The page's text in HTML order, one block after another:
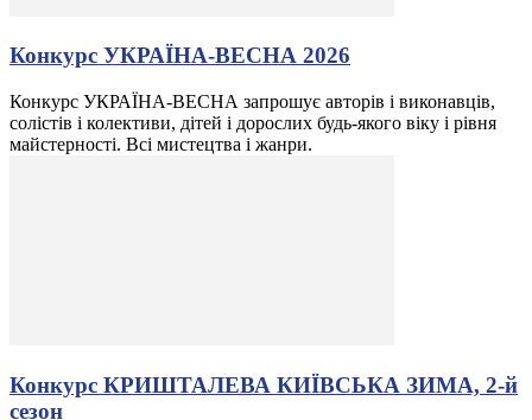
Конкурс УКРАЇНА-ВЕСНА 2026
Конкурс УКРАЇНА-ВЕСНА запрошує авторів і виконавців,
солістів і колективи, дітей і дорослих будь-якого віку і рівня
майстерності. Всі мистецтва і жанри.
Конкурс КРИШТАЛЕВА КИЇВСЬКА ЗИМА, 2-й
сезон